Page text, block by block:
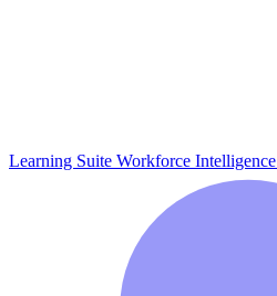
Learning Suite Workforce Intelligence